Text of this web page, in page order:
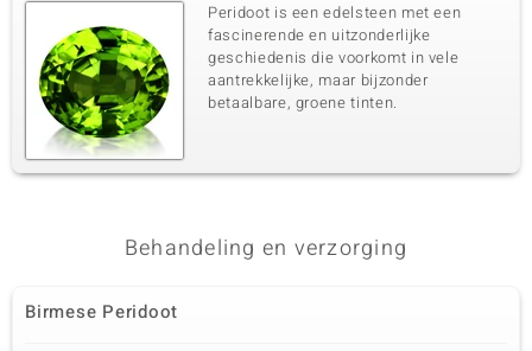
Peridoot is een edelsteen met een
fascinerende en uitzonderlijke
geschiedenis die voorkomt in vele
aantrekkelijke, maar bijzonder
betaalbare, groene tinten.
Behandeling en verzorging
Birmese Peridoot